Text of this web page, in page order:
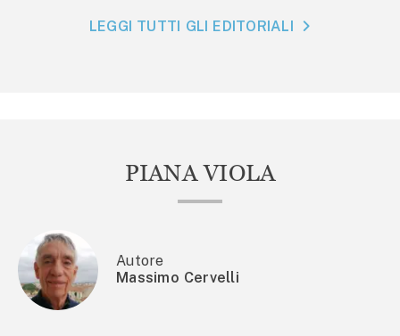
LEGGI TUTTI GLI EDITORIALI
PIANA VIOLA
Autore
Massimo Cervelli